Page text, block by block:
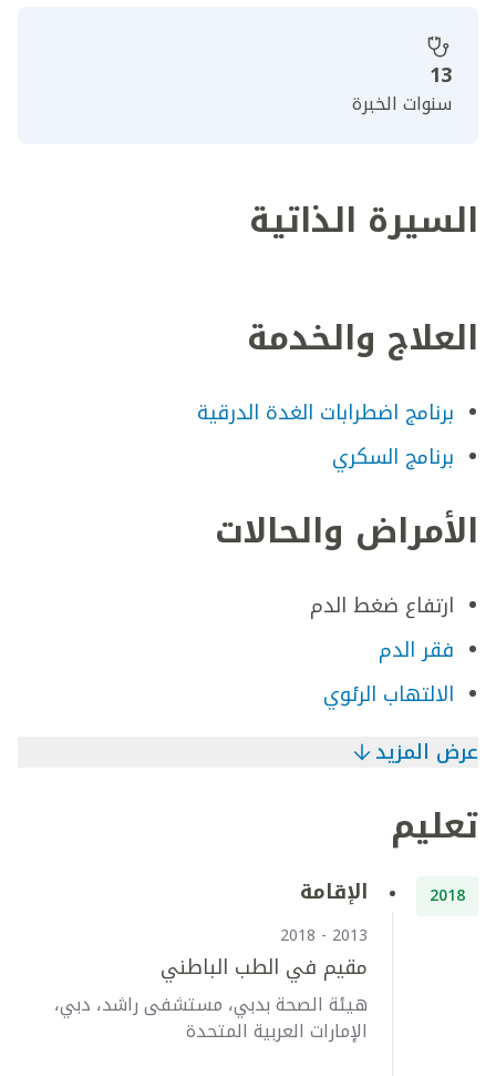
13
سنوات الخبرة
السيرة الذاتية
العلاج والخدمة
برنامج اضطرابات الغدة الدرقية
برنامج السكري
الأمراض والحالات
ارتفاع ضغط الدم
فقر الدم
الالتهاب الرئوي
عرض المزيد
تعليم
2018 الإقامة
2013 - 2018
مقيم في الطب الباطني
هيئة الصحة بدبي، مستشفى راشد، دبي،
الإمارات العربية المتحدة